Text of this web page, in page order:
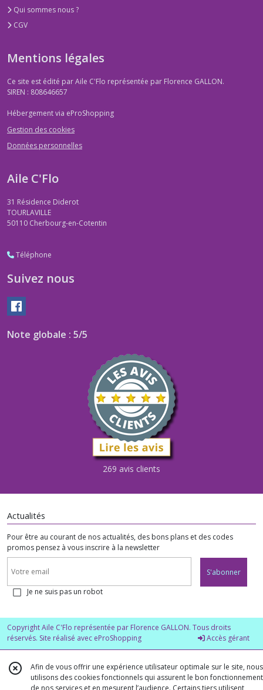
Qui sommes nous ?
CGV
Mentions légales
Ce site est édité par Aile C'Flo représentée par Florence GALLON.
SIREN : 808646657
Hébergement via eProShopping
Gestion des cookies
Données personnelles
Aile C'Flo
31 Résidence Diderot
TOURLAVILLE
50110 Cherbourg-en-Cotentin
Téléphone
Suivez nous
Note globale : 5/5
269 avis clients
Actualités
Pour être au courant de nos actualités, des bons plans et des codes
promos pensez à vous inscrire à la newsletter
S'abonner
Je ne suis pas un robot
Copyright Aile C'Flo représentée par Florence GALLON. Tous droits
réservés. Site réalisé avec eProShopping Accès gérant
Afin de vous offrir une expérience utilisateur optimale sur le site, nous
utilisons des cookies fonctionnels qui assurent le bon fonctionnement
de nos services et en mesurent l’audience. Certains tiers utilisent